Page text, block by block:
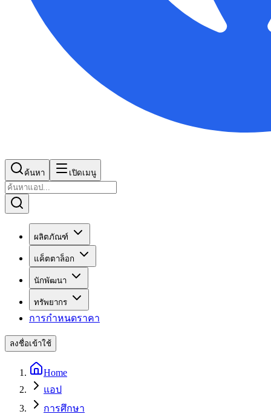
ค้นหา เปิดเมนู
ผลิตภัณฑ์
แค็ตตาล็อก
นักพัฒนา
ทรัพยากร
การกำหนดราคา
ลงชื่อเข้าใช้
Home
แอป
การศึกษา